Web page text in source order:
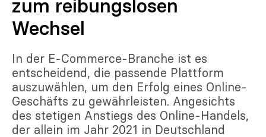
zum reibungslosen
Wechsel
In der E-Commerce-Branche ist es
entscheidend, die passende Plattform
auszuwählen, um den Erfolg eines Online-
Geschäfts zu gewährleisten. Angesichts
des stetigen Anstiegs des Online-Handels,
der allein im Jahr 2021 in Deutschland